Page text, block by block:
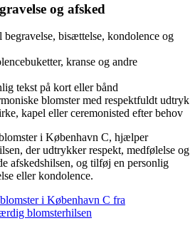
og afsked
bisættelse, kondolence og
kranse og andre
tekst på kort eller bånd
blomster med respektfuldt udtryk
kapel eller ceremonisted efter behov
i København C, hjælper
der udtrykker respekt, medfølelse og
afskedshilsen, og tilføj en personlig
eller kondolence.